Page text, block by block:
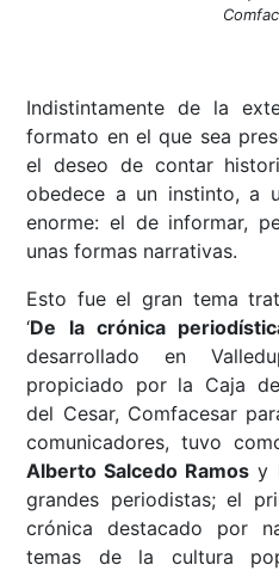
Indistintamente de la
formato en el que sea
el deseo de contar
obedece a un instinto, a
enorme: el de informar,
unas formas narrativas.
Esto fue el gran tema
‘De la crónica
desarrollado en
propiciado por la Caja
del Cesar, Comfacesar
comunicadores, tuvo
Alberto Salcedo Ramos y
grandes periodistas; el
crónica destacado por
temas de la cultura